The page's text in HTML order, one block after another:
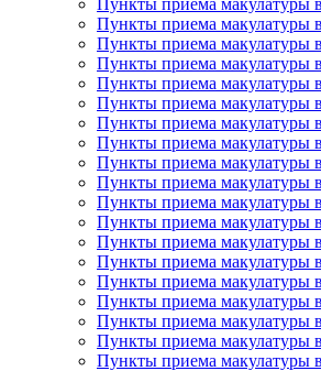
Пункты приема макулатуры
Пункты приема макулатуры
Пункты приема макулатуры
Пункты приема макулатуры
Пункты приема макулатуры
Пункты приема макулатуры
Пункты приема макулатуры
Пункты приема макулатуры
Пункты приема макулатуры
Пункты приема макулатуры
Пункты приема макулатуры
Пункты приема макулатуры
Пункты приема макулатуры
Пункты приема макулатуры
Пункты приема макулатуры
Пункты приема макулатуры
Пункты приема макулатуры
Пункты приема макулатуры
Пункты приема макулатуры